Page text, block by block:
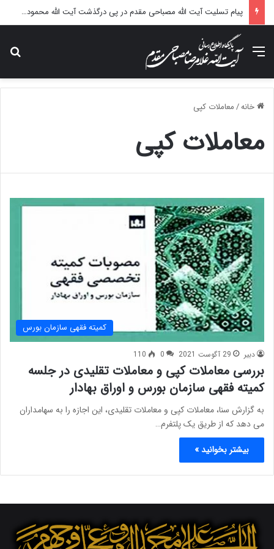
پیام تسلیت آیت الله مصباحی مقدم در پی درگذشت آیت الله محمودی گلپایگانی
منو
خانه/معاملات کپی
معاملات کپی
کمیته فقهی سازمان بورس
دبیر 29 آگوست 2021 0
110
بررسی معاملات کپی و معاملات تقلیدی در جلسه
کمیته فقهی سازمان بورس و اوراق بهادار
به گزارش سنا، معاملات کپی و معاملات تقلیدی، این اجازه را به سهامداران
می دهد که از طریق یک پلتفرم…
بیشتر بخوانید »